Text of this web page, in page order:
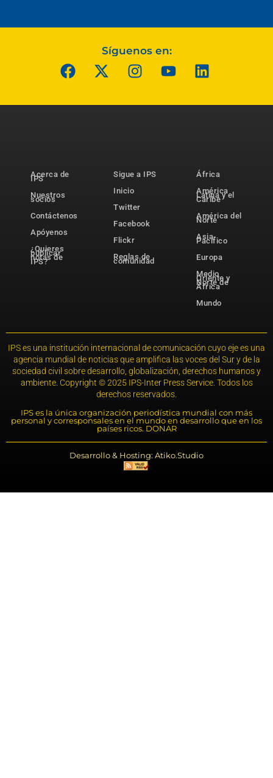
Síguenos en:
Acerca de
IPS
Nuestros
socios
Contáctenos
Apóyenos
¿Quieres
publicar
notas de
IPS?
Sigue a IPS
Inicio
Twitter
Facebook
Flickr
Reglas de
comunidad
África
América
Latina y el
Caribe
América del
Norte
Asia-
Pacífico
Europa
Medio
Oriente y
Norte de
África
Mundo
IPS es una institución internacional de comunicación cuyo eje es una
agencia mundial de noticias que amplifica las voces del Sur y de la
sociedad civil sobre desarrollo, globalización, derechos humanos y
ambiente. Copyright © 2025 IPS-Inter Press Service. Todos los
derechos reservados.
IPS es la única organización periodística mundial con más
personal y corresponsales en el mundo en desarrollo que en los
países ricos. DONAR
Desarrollo & Hosting: Atiko.Studio